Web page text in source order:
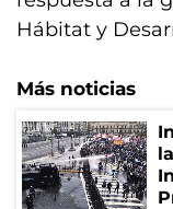
Hábitat y
Más noticias